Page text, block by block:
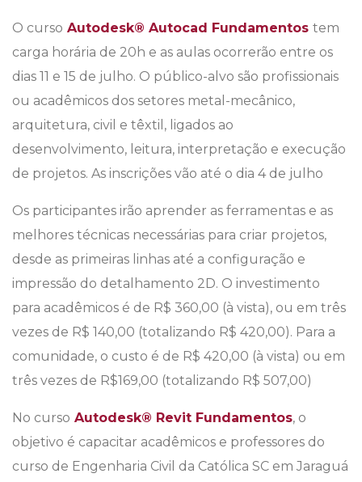
O curso Autodesk® Autocad Fundamentos tem
carga horária de 20h e as aulas ocorrerão entre os
dias 11 e 15 de julho. O público-alvo são profissionais
ou acadêmicos dos setores metal-mecânico,
arquitetura, civil e têxtil, ligados ao
desenvolvimento, leitura, interpretação e execução
de projetos. As inscrições vão até o dia 4 de julho
Os participantes irão aprender as ferramentas e as
melhores técnicas necessárias para criar projetos,
desde as primeiras linhas até a configuração e
impressão do detalhamento 2D. O investimento
para acadêmicos é de R$ 360,00 (à vista), ou em três
vezes de R$ 140,00 (totalizando R$ 420,00). Para a
comunidade, o custo é de R$ 420,00 (à vista) ou em
três vezes de R$169,00 (totalizando R$ 507,00)
No curso Autodesk® Revit Fundamentos, o
objetivo é capacitar acadêmicos e professores do
curso de Engenharia Civil da Católica SC em Jaraguá